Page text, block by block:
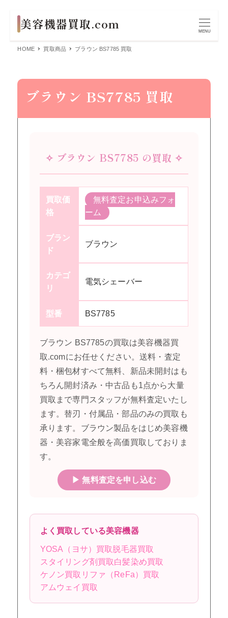
MENU
HOME 買取商品 ブラウン BS7785 買取
ブラウン BS7785 買取
✧ ブラウン BS7785 の買取 ✧
買取価
格
無料査定お申込みフォ
ーム
ブラン
ド
ブラウン
カテゴ
リ
電気シェーバー
型番 BS7785
ブラウン BS7785の買取は美容機器買
取.comにお任せください。送料・査定
料・梱包材すべて無料、新品未開封はも
ちろん開封済み・中古品も1点から大量
買取まで専門スタッフが無料査定いたし
ます。替刃・付属品・部品のみの買取も
承ります。ブラウン製品をはじめ美容機
器・美容家電全般を高価買取しておりま
す。
▶ 無料査定を申し込む
よく買取している美容機器
YOSA（ヨサ）買取 脱毛器買取
スタイリング剤買取白髪染め買取
ケノン買取 リファ（ReFa）買取
アムウェイ買取